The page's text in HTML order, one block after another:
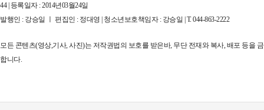
44 | 등록일자 : 2014년03월24일
발행인 : 강승일 ㅣ 편집인 : 정대영 | 청소년보호책임자 : 강승일 | T. 044-863-2222
모든 콘텐츠(영상,기사, 사진)는 저작권법의 보호를 받은바, 무단 전재와 복사, 배포 등을 금
합니다.